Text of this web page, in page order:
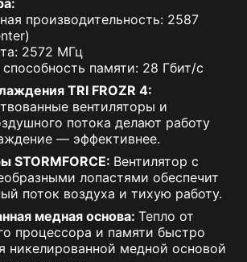
производительность: 2587
2572 МГц
памяти: 28 Гбит/с
TRI FROZR 4:
вентиляторы и
потока делают работу
— эффективнее.
STORMFORCE: Вентилятор с
лопастями обеспечит
поток воздуха и тихую работу.
медная основа: Тепло от
процессора и памяти быстро
никелированной медной основой